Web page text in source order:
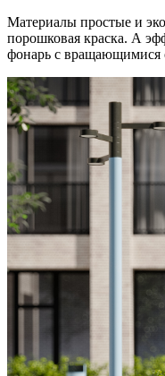
Материалы простые и
порошковая краска. А
фонарь с вращающимися